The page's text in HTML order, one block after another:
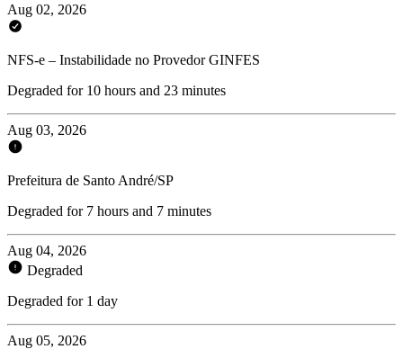
Aug 02, 2026
NFS-e – Instabilidade no Provedor GINFES
Degraded for 10 hours and 23 minutes
Aug 03, 2026
Prefeitura de Santo André/SP
Degraded for 7 hours and 7 minutes
Aug 04, 2026
Degraded
Degraded for 1 day
Aug 05, 2026